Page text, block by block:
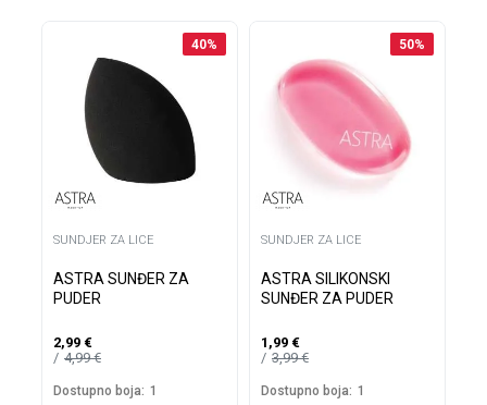
40%
SUNDJER ZA LICE
ASTRA SUNĐER ZA
PUDER
2,99 €
4,99€
Dostupno boja: 1
50%
SUNDJER ZA LICE
ASTRA SILIKONSKI
SUNĐER ZA PUDER
1,99 €
3,99€
Dostupno boja: 1